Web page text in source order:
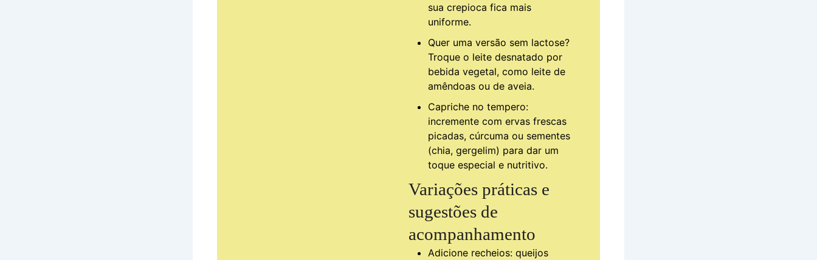
sua crepioca fica mais
uniforme.
Quer uma versão sem lactose?
Troque o leite desnatado por
bebida vegetal, como leite de
amêndoas ou de aveia.
Capriche no tempero:
incremente com ervas frescas
picadas, cúrcuma ou sementes
(chia, gergelim) para dar um
toque especial e nutritivo.
Variações práticas e
sugestões de
acompanhamento
Adicione recheios: queijos